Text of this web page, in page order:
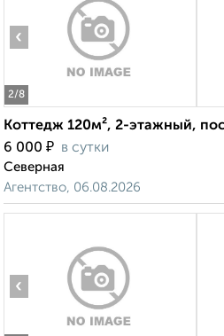
2/8
‹
Коттедж 120м², 2-этажный,
6 000 ₽ в сутки
Северная
Агентство, 06.08.2026
‹